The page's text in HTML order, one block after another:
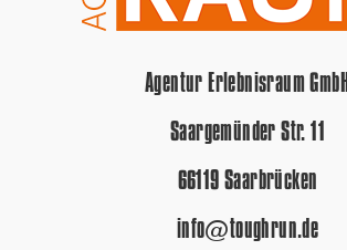
Agentur Erlebnisraum GmbH
Saargemünder Str. 11
66119 Saarbrücken
info@toughrun.de